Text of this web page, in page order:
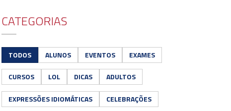
CATEGORIAS
TODOS ALUNOS EVENTOS EXAMES
CURSOS LOL DICAS ADULTOS
EXPRESSÕES IDIOMÁTICAS CELEBRAÇÕES